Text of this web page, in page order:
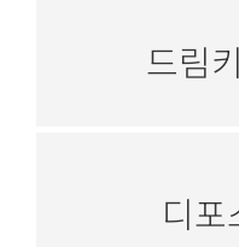
드림
디